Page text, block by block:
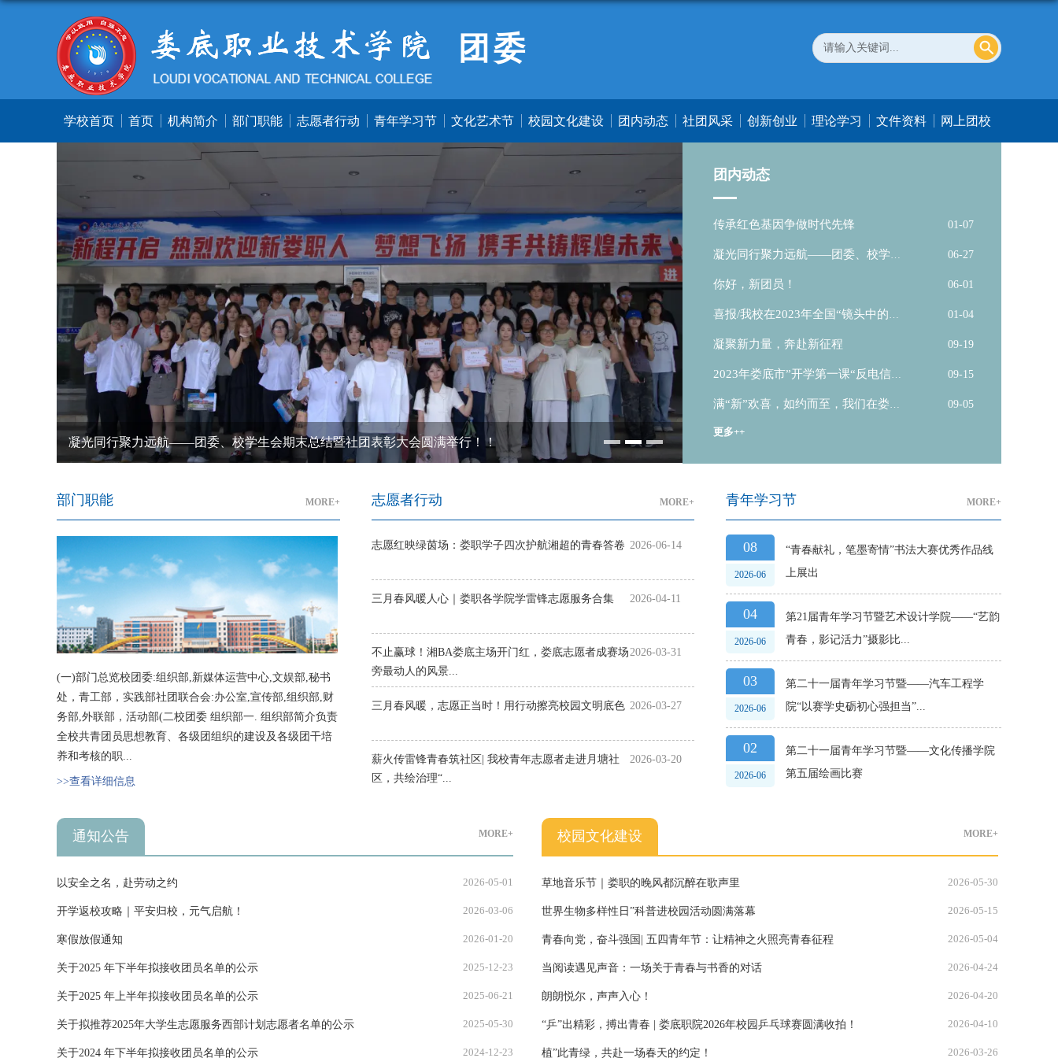
团委
学校首页 首页 机构简介 部门职能 志愿者行动 青年学习节 文化艺术节 校园文化建设 团内动态 社团风采 创新创业 理论学习 文件资料 网上团校
凝光同行聚力远航——团委、校学生会期末总结暨社团表彰大会圆满举行！！
团内动态
传承红色基因争做时代先锋 01-07
凝光同行聚力远航——团委、校学生
会期末总结...
06-27
你好，新团员！ 06-01
喜报/我校在2023年全国“镜头中的三
下乡”...
01-04
凝聚新力量，奔赴新征程 09-19
2023年娄底市”开学第一课“反电信诈
骗知识...
09-15
满“新”欢喜，如约而至，我们在娄职
迎你！
09-05
更多++
部门职能 MORE+
(一)部门总览校团委:组织部,新媒体运营中心,文娱部,秘书
处，青工部，实践部社团联合会:办公室,宣传部,组织部,财
务部,外联部，活动部(二校团委 组织部一. 组织部简介负责
全校共青团员思想教育、各级团组织的建设及各级团干培
养和考核的职...
>>查看详细信息
志愿者行动 MORE+
​志愿红映绿茵场：娄职学子四次护航湘超的青春答卷 2026-06-14
三月春风暖人心｜娄职各学院学雷锋志愿服务合集 2026-04-11
不止赢球！湘BA娄底主场开门红，娄底志愿者成赛场
旁最动人的风景...
2026-03-31
三月春风暖，志愿正当时！用行动擦亮校园文明底色 2026-03-27
薪火传雷锋青春筑社区| 我校青年志愿者走进月塘社
区，共绘治理“...
2026-03-20
青年学习节 MORE+
08
2026-06
“青春献礼，笔墨寄情”书法大赛优秀作品线
上展出
04
2026-06
第21届青年学习节暨艺术设计学院——“艺韵
青春，影记活力”摄影比...
03
2026-06
第二十一届青年学习节暨——汽车工程学
院“以赛学史砺初心强担当”...
02
2026-06
第二十一届青年学习节暨——文化传播学院
第五届绘画比赛
通知公告 MORE+
以安全之名，赴劳动之约 2026-05-01
开学返校攻略｜平安归校，元气启航！ 2026-03-06
寒假放假通知 2026-01-20
关于2025 年下半年拟接收团员名单的公示 2025-12-23
关于2025 年上半年拟接收团员名单的公示 2025-06-21
关于拟推荐2025年大学生志愿服务西部计划志愿者名单的公示 2025-05-30
关于2024 年下半年拟接收团员名单的公示 2024-12-23
校园文化建设 MORE+
草地音乐节｜娄职的晚风都沉醉在歌声里 2026-05-30
世界生物多样性日”科普进校园活动圆满落幕 2026-05-15
青春向党，奋斗强国| 五四青年节：让精神之火照亮青春征程 2026-05-04
当阅读遇见声音：一场关于青春与书香的对话 2026-04-24
朗朗悦尔，声声入心！ 2026-04-20
“乒”出精彩，搏出青春 | 娄底职院2026年校园乒乓球赛圆满收拍！ 2026-04-10
植”此青绿，共赴一场春天的约定！ 2026-03-26